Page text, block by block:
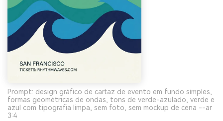
Prompt: design gráfico de cartaz de evento em fundo simples,
formas geométricas de ondas, tons de verde-azulado, verde e
azul com tipografia limpa, sem foto, sem mockup de cena --ar
3:4